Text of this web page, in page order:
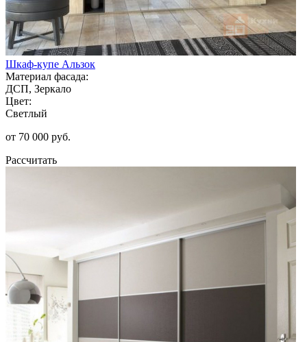
Шкаф-купе Альзок
Материал фасада:
ДСП, Зеркало
Цвет:
Светлый
от 70 000 руб.
Рассчитать